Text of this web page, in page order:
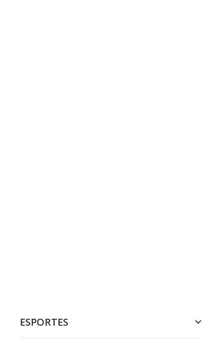
ESPORTES